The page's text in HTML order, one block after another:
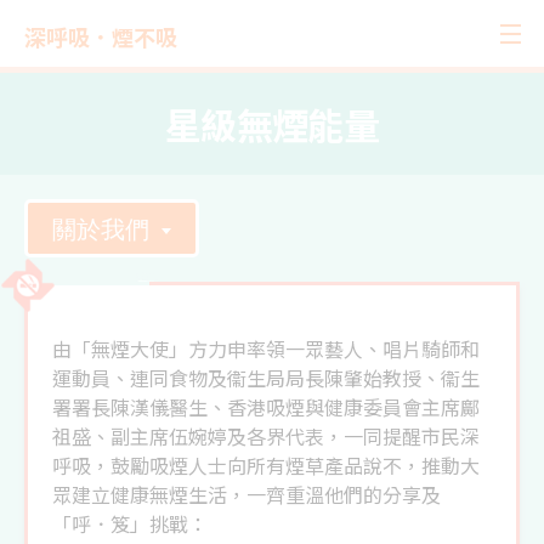
深呼吸．煙不吸
星級無煙能量
關於我們
由「無煙大使」方力申率領一眾藝人、唱片騎師和
運動員、連同食物及衞生局局長陳肇始教授、衞生
署署長陳漢儀醫生、香港吸煙與健康委員會主席鄺
祖盛、副主席伍婉婷及各界代表，一同提醒市民深
呼吸，鼓勵吸煙人士向所有煙草產品說不，推動大
眾建立健康無煙生活，一齊重溫他們的分享及
「呼．笈」挑戰：